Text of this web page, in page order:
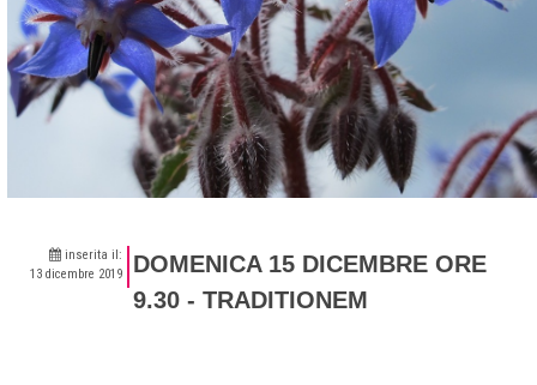
inserita il:
13 dicembre 2019
DOMENICA 15 DICEMBRE ORE
9.30 - TRADITIONEM